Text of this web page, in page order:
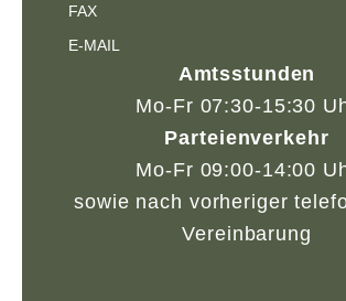
FAX
E-MAIL
Amtsstunden
Mo-Fr 07:30-15:30
Parteienverkehr
Mo-Fr 09:00-14:00
sowie nach vorheriger
Vereinbarung